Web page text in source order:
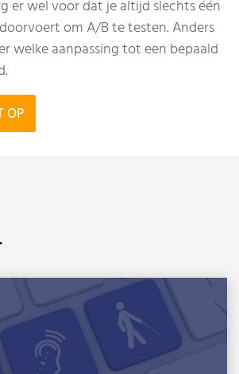
er wel voor dat je altijd slechts één
om A/B te testen. Anders
welke aanpassing tot een bepaald
OP